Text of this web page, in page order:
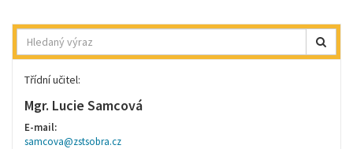
Hledat
Třídní učitel:
Mgr. Lucie Samcová
E-mail:
samcova@zstsobra.cz